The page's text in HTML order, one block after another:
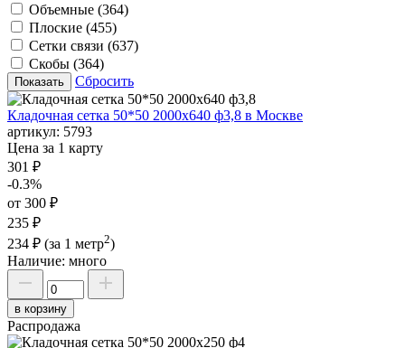
Объемные (364)
Плоские (455)
Сетки связи (637)
Скобы (364)
Сбросить
Кладочная сетка 50*50 2000х640 ф3,8 в Москве
артикул: 5793
Цена за 1 карту
301 ₽
-0.3%
от 300 ₽
235 ₽
234 ₽ (за 1 метр2)
Наличие: много
в корзину
Распродажа